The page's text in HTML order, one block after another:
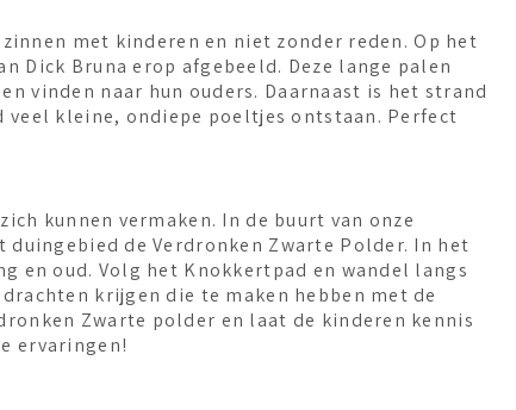
met kinderen en niet zonder reden. Op het
Dick Bruna erop afgebeeld. Deze lange palen
vinden naar hun ouders. Daarnaast is het strand
kleine, ondiepe poeltjes ontstaan. Perfect
kunnen vermaken. In de buurt van onze
de Verdronken Zwarte Polder. In het
en oud. Volg het Knokkertpad en wandel langs
krijgen die te maken hebben met de
Zwarte polder en laat de kinderen kennis
ervaringen!